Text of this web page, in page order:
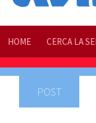
HOME CERCA LA
POST